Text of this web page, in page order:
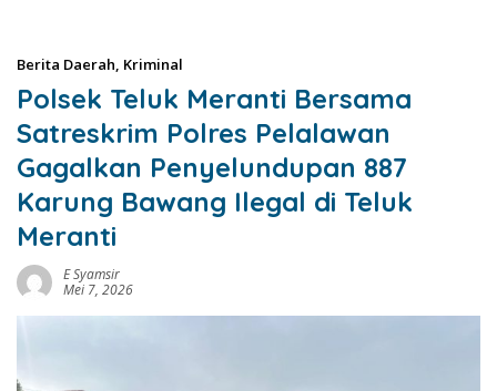
Berita Daerah, Kriminal
Polsek Teluk Meranti Bersama
Satreskrim Polres Pelalawan
Gagalkan Penyelundupan 887
Karung Bawang Ilegal di Teluk
Meranti
E Syamsir
Mei 7, 2026